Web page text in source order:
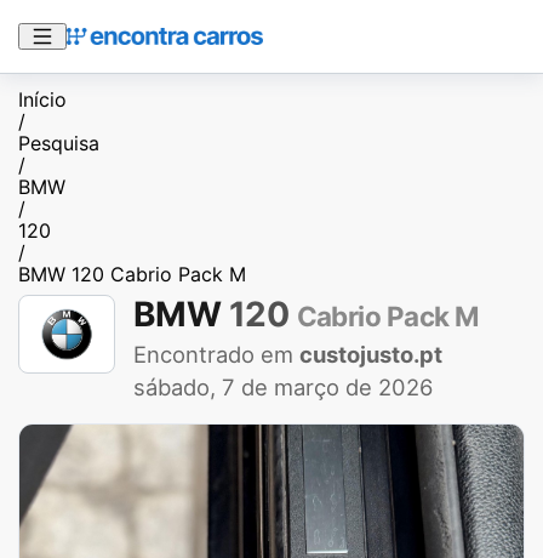
Início
/
Pesquisa
/
BMW
/
120
/
BMW 120 Cabrio Pack M
BMW 120 Cabrio Pack M
Encontrado em custojusto.pt
sábado, 7 de março de 2026